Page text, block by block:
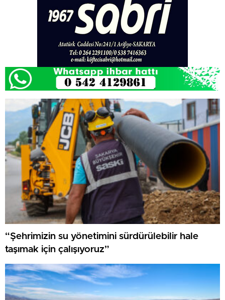
“Şehrimizin su yönetimini sürdürülebilir hale
taşımak için çalışıyoruz”